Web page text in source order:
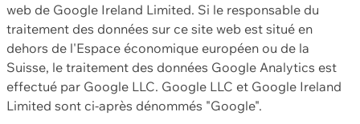
web de Google Ireland Limited. Si le responsable du
traitement des données sur ce site web est situé en
dehors de l'Espace économique européen ou de la
Suisse, le traitement des données Google Analytics est
effectué par Google LLC. Google LLC et Google Ireland
Limited sont ci-après dénommés "Google".